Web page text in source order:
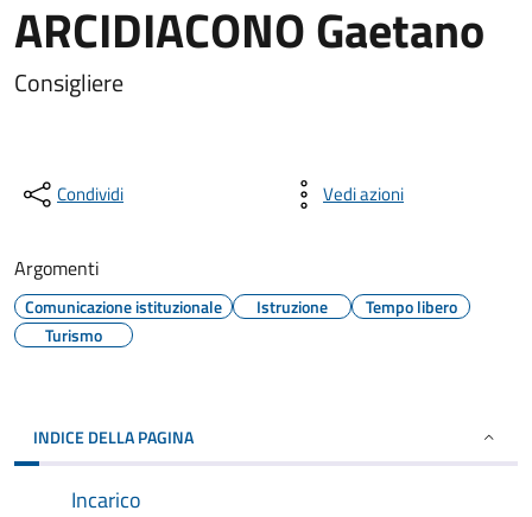
ARCIDIACONO Gaetano
Consigliere
Condividi Vedi azioni
Argomenti
Comunicazione istituzionale Istruzione
Tempo libero
Turismo
INDICE DELLA PAGINA
Incarico